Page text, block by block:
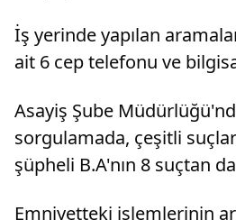
İş yerinde yapılan
ait 6 cep telefonu ve
Asayiş Şube
sorgulamada, çeşitli
şüpheli B.A'nın 8 suçtan da
Emniyetteki işlemlerinin